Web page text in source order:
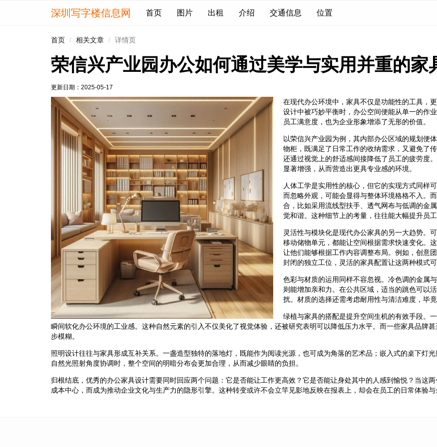
深圳写字楼信息网 首页 图片 出租 介绍 交通信息 位置
首页 相关文章 详情页
荣信兴产业园办公如何通过美学与实用并重的家
更新日期： 2025-05-17
在现代办公环境中，家具不仅是功能性的工具，
设计中被巧妙平衡时，办公空间便能从单一的作
员工满意度，也为企业形象增添了无形的价值。
以荣信兴产业园为例，其内部办公区域的规划便
物柜，既满足了日常工作的收纳需求，又避免了
还通过视觉上的舒适感间接降低了员工的疲劳度
显著增强，从而营造出更具专业感的环境。
人体工学是实用性的核心，但它的实现方式同样
而忽略外观，可能会显得与整体环境格格不入。
合，比如采用流线型扶手、透气网布与低调的金
觉和谐。这种细节上的考量，往往能大幅提升员
灵活性与模块化是现代办公家具的另一大趋势。
移动储物单元，都能让空间根据需求快速变化。
让他们能够根据工作内容调整布局。例如，创意
封闭的独立工位，灵活的家具配置让这两种模式可
色彩与材质的运用同样不容忽视。冷色调的金属
则能增加亲和力。在公共区域，适当的跳色可以
扰。材质的选择还需考虑耐用性与清洁难度，毕
绿植与家具的搭配是提升空间生机的有效手段。
瞬间软化办公环境的工业感。这种自然元素的引入不仅美化了视觉体验，还被研究表明可以降低压力水平。而一些家具品牌
步模糊。
照明设计往往与家具形成互补关系。一盏造型独特的落地灯，既能作为阅读光源，也可成为角落的艺术品；嵌入式的桌下灯
自然光照射角度协调时，整个空间的明暗分布会更加合理，从而减少眼睛的负担。
归根结底，优秀的办公家具设计需要同时回应两个问题：它是否能让工作更高效？它是否能让身处其中的人感到愉悦？当这
成本中心，而成为推动企业文化与生产力的隐形引擎。这种转变或许不会立竿见影地反映在报表上，却会在员工的日常体验与